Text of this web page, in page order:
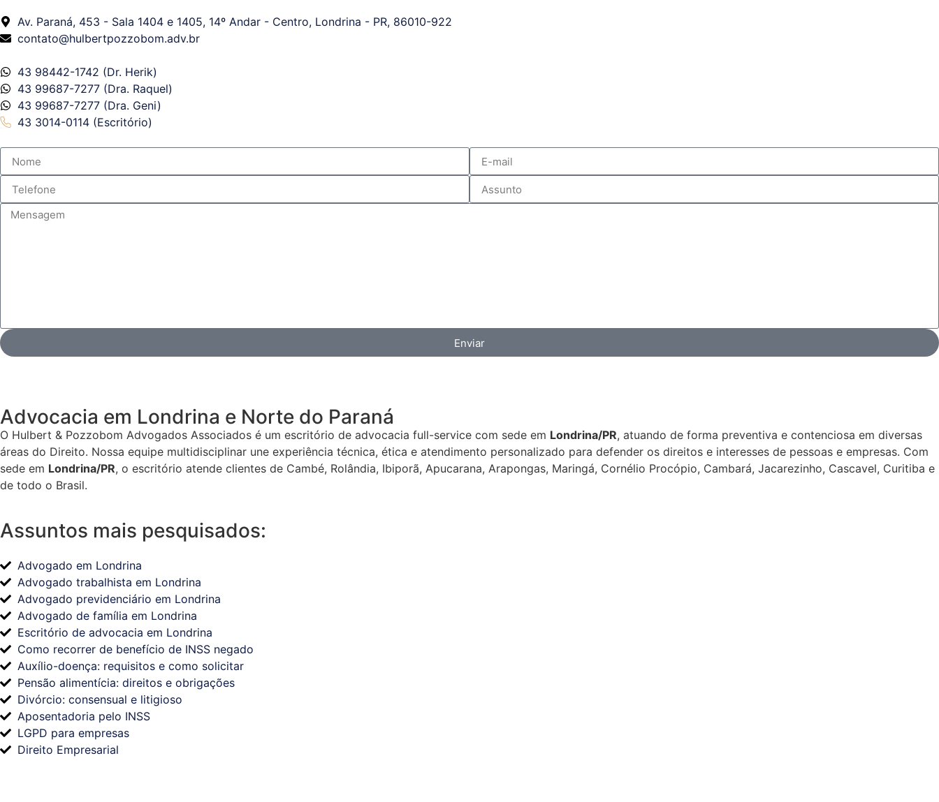
Av. Paraná, 453 - Sala 1404 e 1405, 14º Andar - Centro, Londrina - PR, 86010-922
contato@hulbertpozzobom.adv.br
43 98442-1742 (Dr. Herik)
43 99687-7277 (Dra. Raquel)
43 99687-7277 (Dra. Geni)
43 3014-0114 (Escritório)
Enviar
Advocacia em Londrina e Norte do Paraná
O Hulbert & Pozzobom Advogados Associados é um escritório de advocacia full-service com sede em Londrina/PR, atuando de forma preventiva e contenciosa em diversas
áreas do Direito. Nossa equipe multidisciplinar une experiência técnica, ética e atendimento personalizado para defender os direitos e interesses de pessoas e empresas. Com
sede em Londrina/PR, o escritório atende clientes de Cambé, Rolândia, Ibiporã, Apucarana, Arapongas, Maringá, Cornélio Procópio, Cambará, Jacarezinho, Cascavel, Curitiba e
de todo o Brasil.
Assuntos mais pesquisados:
Advogado em Londrina
Advogado trabalhista em Londrina
Advogado previdenciário em Londrina
Advogado de família em Londrina
Escritório de advocacia em Londrina
Como recorrer de benefício de INSS negado
Auxílio-doença: requisitos e como solicitar
Pensão alimentícia: direitos e obrigações
Divórcio: consensual e litigioso
Aposentadoria pelo INSS
LGPD para empresas
Direito Empresarial